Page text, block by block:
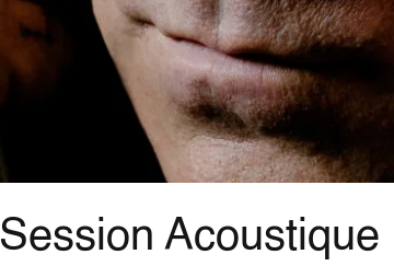
Session Acoustique |